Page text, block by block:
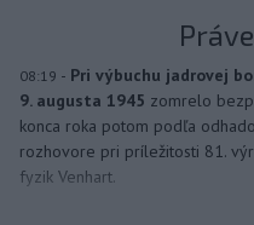
08:19 - Pri výbuchu jadrovej
9. augusta 1945 zomrelo
konca roka potom podľa
rozhovore pri príležitosti 81.
fyzik Venhart.